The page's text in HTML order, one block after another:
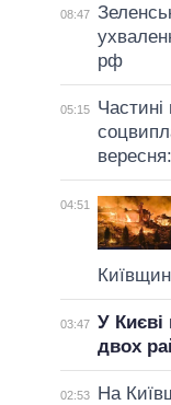
08:47
рф
05:15
Частині
04:51
03:47 У Києві
двох
02:53
На